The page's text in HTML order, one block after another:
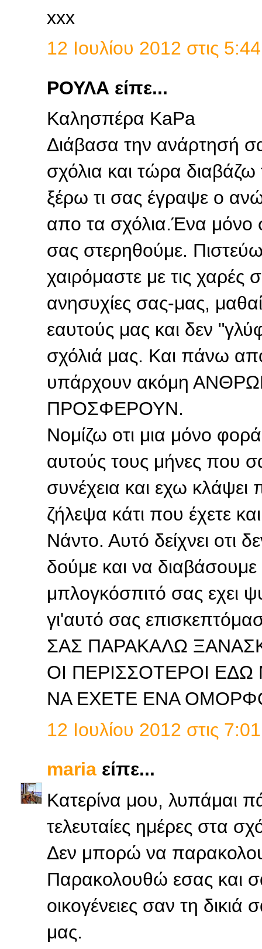
xxx
12 Ιουλίου 2012 στις
ΡΟΥΛΑ είπε...
Καλησπέρα KaPa
Διάβασα την ανάρτησή
σχόλια και τώρα
ξέρω τι σας έγραψε ο
απο τα σχόλια.Ένα μόνο
σας στερηθούμε.
χαιρόμαστε με τις χαρές
ανησυχίες σας-μας,
εαυτούς μας και δεν
σχόλιά μας. Και πάνω
υπάρχουν ακόμη
ΠΡΟΣΦΕΡΟΥΝ.
Νομίζω οτι μια μόνο
αυτούς τους μήνες που
συνέχεια και εχω κλάψει
ζήλεψα κάτι που έχετε
Νάντο. Αυτό δείχνει οτι
δούμε και να διαβάσουμε
μπλογκόσπιτό σας εχει
γι'αυτό σας
ΣΑΣ ΠΑΡΑΚΑΛΩ
ΟΙ ΠΕΡΙΣΣΟΤΕΡΟΙ
ΝΑ ΕΧΕΤΕ ΕΝΑ
12 Ιουλίου 2012 στις
maria είπε...
Κατερίνα μου, λυπάμαι
τελευταίες ημέρες στα
Δεν μπορώ να
Παρακολουθώ εσας και
οικογένειες σαν τη
μας.